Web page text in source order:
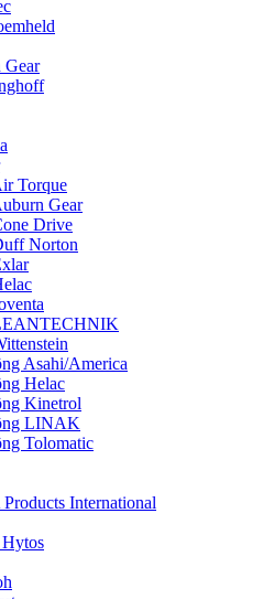
Gear
Torque
Gear
Drive
Norton
Asahi/America
Helac
Kinetrol
LINAK
Tolomatic
International